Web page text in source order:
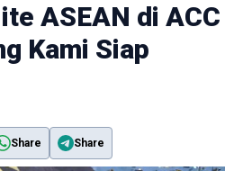
ASEAN di ACC
Kami Siap
Share Share